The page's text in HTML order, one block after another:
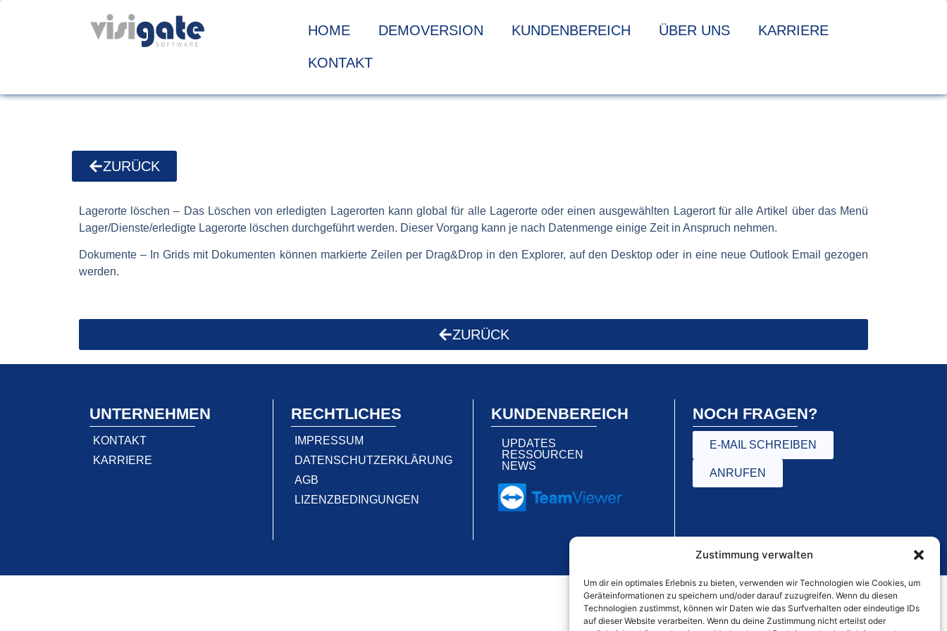
Zustimmung verwalten
Um dir ein optimales Erlebnis zu bieten, verwenden wir Technologien wie Cookies, um
Geräteinformationen zu speichern und/oder darauf zuzugreifen. Wenn du diesen
Technologien zustimmst, können wir Daten wie das Surfverhalten oder eindeutige IDs
auf dieser Website verarbeiten. Wenn du deine Zustimmung nicht erteilst oder
HOME DEMOVERSION KUNDENBEREICH ÜBER UNS KARRIERE
KONTAKT
ZURÜCK
Lagerorte löschen – Das Löschen von erledigten Lagerorten kann global für alle Lagerorte oder einen ausgewählten Lagerort für alle Artikel über das Menü
Lager/Dienste/erledigte Lagerorte löschen durchgeführt werden. Dieser Vorgang kann je nach Datenmenge einige Zeit in Anspruch nehmen.
Dokumente – In Grids mit Dokumenten können markierte Zeilen per Drag&Drop in den Explorer, auf den Desktop oder in eine neue Outlook Email gezogen
werden.
ZURÜCK
UNTERNEHMEN
KONTAKT
KARRIERE
RECHTLICHES
IMPRESSUM
DATENSCHUTZERKLÄRUNG
AGB
LIZENZBEDINGUNGEN
KUNDENBEREICH
UPDATES
RESSOURCEN
NEWS
NOCH FRAGEN?
E-MAIL SCHREIBEN
ANRUFEN